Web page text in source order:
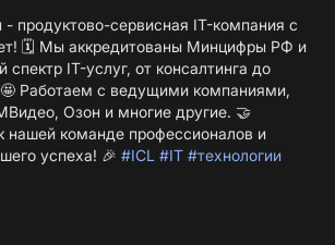
продуктово-сервисная IT-компания с
🗓️ Мы аккредитованы Минцифры РФ и
спектр IT-услуг, от консалтинга до
Работаем с ведущими компаниями,
Озон и многие другие. 🤝
нашей команде профессионалов и
успеха! 🎉 #ICL #IT #технологии